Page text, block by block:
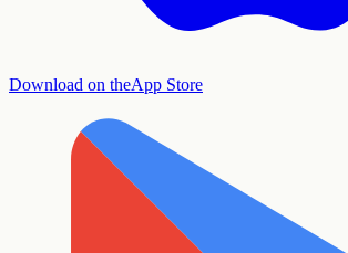
Download on theApp Store